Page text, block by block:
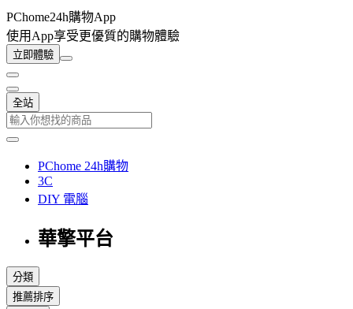
PChome24h購物App
使用App享受更優質的購物體驗
立即體驗
全站
PChome 24h購物
3C
DIY 電腦
華擎平台
分類
推薦排序